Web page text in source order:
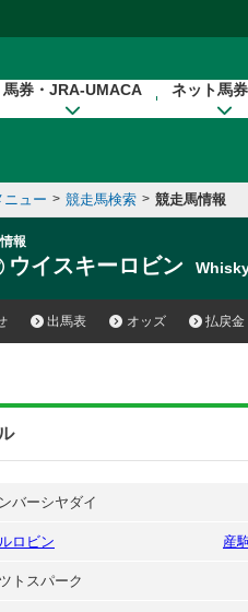
馬券・JRA-UMACA ネット馬
ニュー > 競走馬検索 > 競走馬情報
報
ウイスキーロビン
出馬表 オッズ 払戻金
バーシヤダイ
ロビン 産
トスパーク